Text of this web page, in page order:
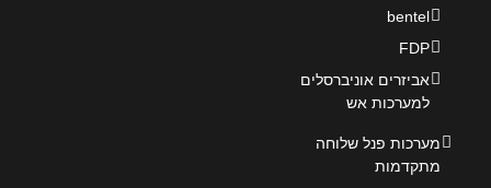
bentel
FDP
אביזרים אוניברסלים
למערכות אש
מערכות פנל שלוחה
מתקדמות